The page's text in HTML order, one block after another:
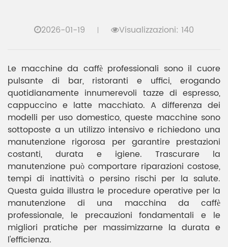
2026-01-19 Visualizzazioni: 140
Le macchine da caffè professionali sono il cuore
pulsante di bar, ristoranti e uffici, erogando
quotidianamente innumerevoli tazze di espresso,
cappuccino e latte macchiato. A differenza dei
modelli per uso domestico, queste macchine sono
sottoposte a un utilizzo intensivo e richiedono una
manutenzione rigorosa per garantire prestazioni
costanti, durata e igiene. Trascurare la
manutenzione può comportare riparazioni costose,
tempi di inattività o persino rischi per la salute.
Questa guida illustra le procedure operative per la
manutenzione di una macchina da caffè
professionale, le precauzioni fondamentali e le
migliori pratiche per massimizzarne la durata e
l'efficienza.